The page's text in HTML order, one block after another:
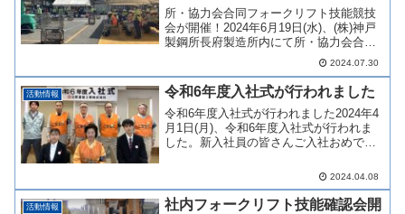
所・協力会合同フォークリフト技能競技
会が開催！2024年6月19日(水)、(株)神戸
製鋼所長府製造所内にて所・協力会合同
のフォークリフト競技大会が開催されま
した。当社からは、運輸部運輸構内課か
ら1名、溶解部リフト課から1名の計2名が
参加しま...
2024.07.30
活動情報 令和6年度入社式が行われました
令和6年度入社式が行われました2024年4
月1日(月)、令和6年度入社式が行われま
した。新入社員の皆さんご入社おめでと
で、松浦社長をはじめ、役員の方々と一
緒に歓迎しました。新入社員の方は期待
と不安でいっぱ...
2024.04.08
活動情報
社内フォークリフト技能確認会開